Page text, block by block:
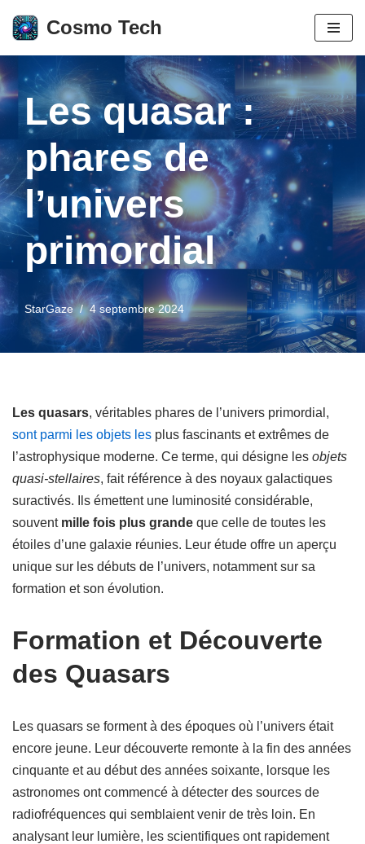
Aller
contenu
Cosmo Tech
Les quasar :
phares de
l’univers
primordial
StarGaze 4 septembre 2024
Les quasars, véritables phares de l’univers primordial,
sont parmi les objets les plus fascinants et extrêmes de
l’astrophysique moderne. Ce terme, qui désigne les objets
quasi-stellaires, fait référence à des noyaux galactiques
suractivés. Ils émettent une luminosité considérable,
souvent mille fois plus grande que celle de toutes les
étoiles d’une galaxie réunies. Leur étude offre un aperçu
unique sur les débuts de l’univers, notamment sur sa
formation et son évolution.
Formation et Découverte
des Quasars
Les quasars se forment à des époques où l’univers était
encore jeune. Leur découverte remonte à la fin des années
cinquante et au début des années soixante, lorsque les
astronomes ont commencé à détecter des sources de
radiofréquences qui semblaient venir de très loin. En
analysant leur lumière, les scientifiques ont rapidement